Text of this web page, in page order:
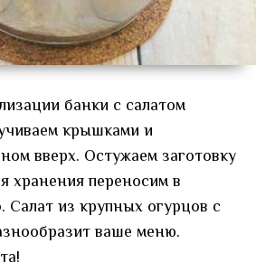
банки с салатом
крышками и
вверх. Остужаем заготовку
хранения переносим в
Салат из крупных огурцов с
ваше меню.